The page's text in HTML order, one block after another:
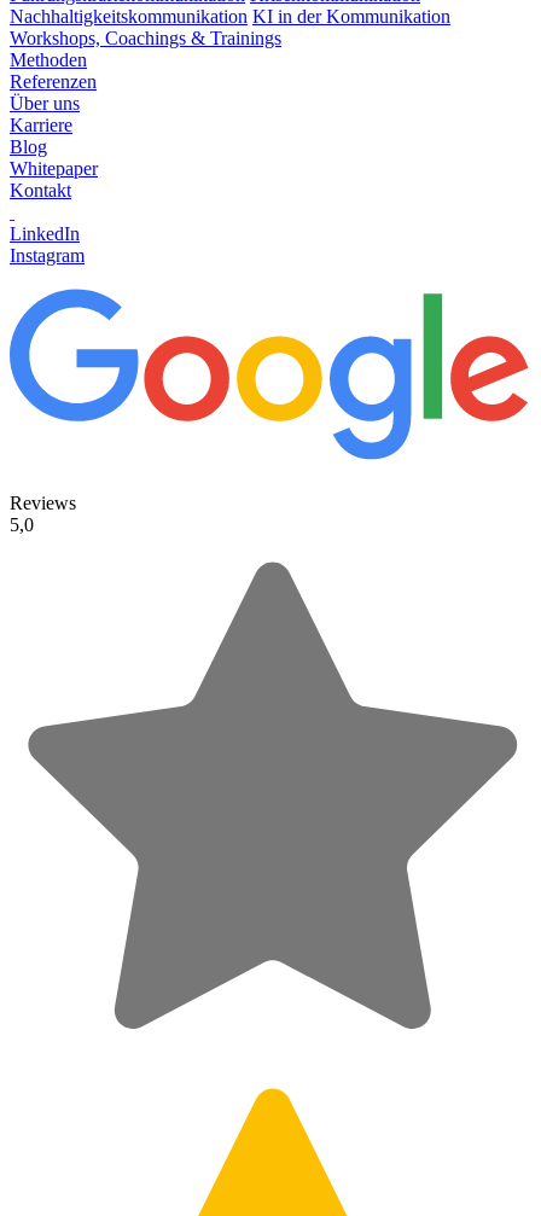
Nachhaltigkeitskommunikation KI in der Kommunikation
Workshops, Coachings & Trainings
Methoden
Referenzen
Über uns
Karriere
Blog
Whitepaper
Kontakt
LinkedIn
Instagram
Reviews
5,0